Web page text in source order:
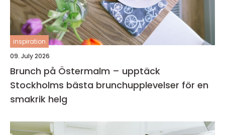
inspiration
09. July 2026
Brunch på Östermalm – upptäck
Stockholms bästa brunchupplevelser för en
smakrik helg